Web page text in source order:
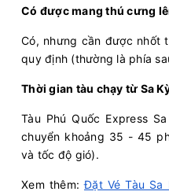
Có được mang thú cưng
Có, nhưng cần được nhốt
quy định (thường là phía
Thời gian tàu chạy từ Sa
Tàu Phú Quốc Express
chuyển khoảng 35 - 45
và tốc độ gió).
Xem thêm:Đặt Vé Tàu Sa